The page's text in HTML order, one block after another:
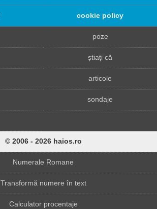
cookie policy
poze
știați că
articole
sondaje
© 2006 - 2026 haios.ro
Numerale Romane
Transformă numere în text
Calculator procentaje